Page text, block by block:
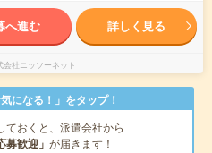
へ進む 詳しく見る
会社ニッソーネット
になる！」をタップ！
ておくと、派遣会社から
募歓迎」 が届きます！